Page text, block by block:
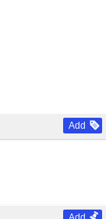
Add